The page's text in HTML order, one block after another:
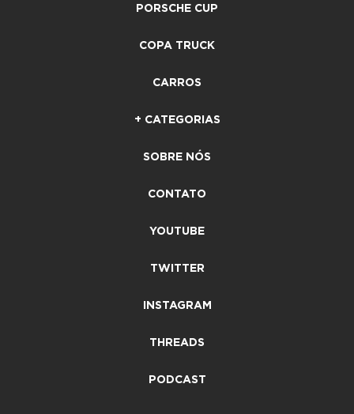
PORSCHE CUP
COPA TRUCK
CARROS
+ CATEGORIAS
SOBRE NÓS
CONTATO
YOUTUBE
TWITTER
INSTAGRAM
THREADS
PODCAST